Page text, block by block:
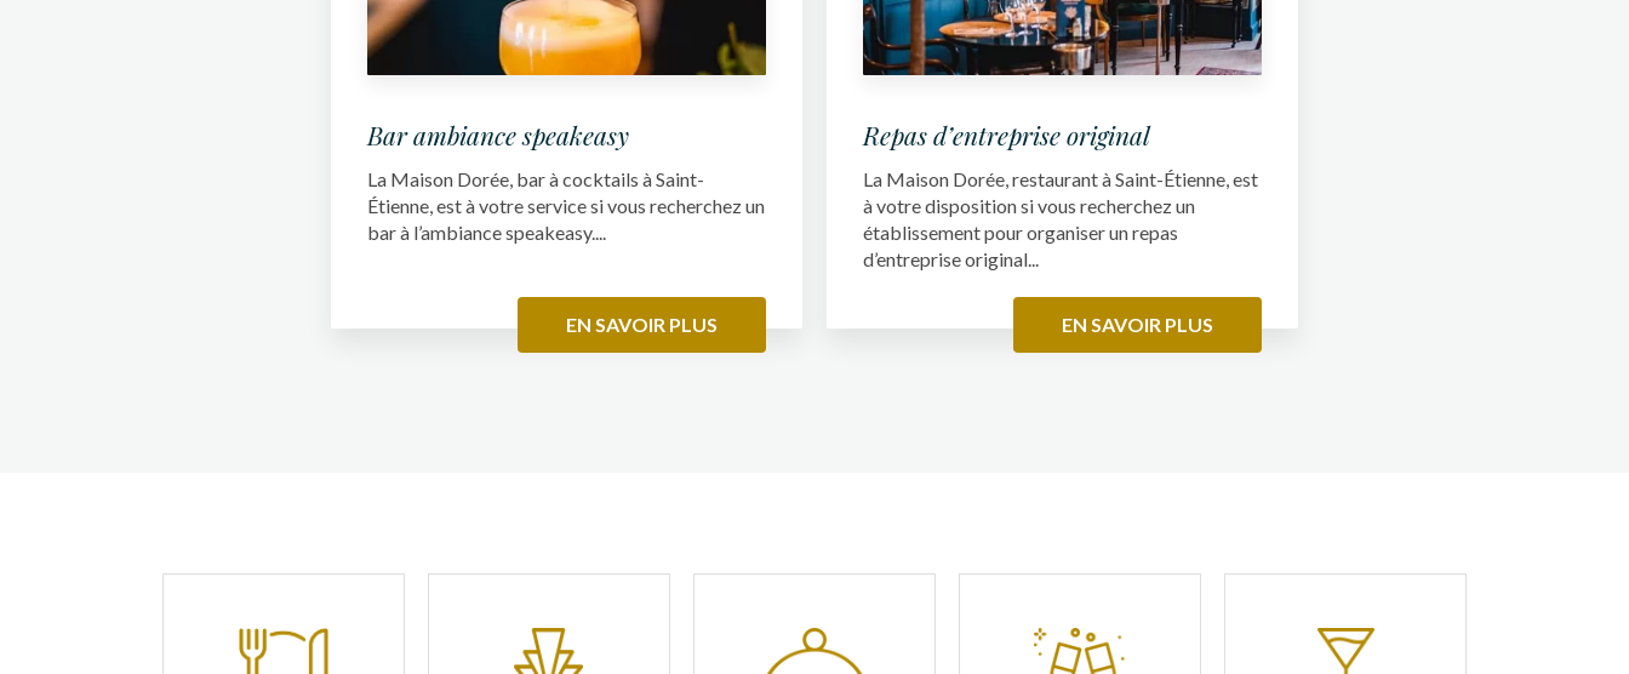
Bar ambiance speakeasy
La Maison Dorée, bar à cocktails à Saint-
Étienne, est à votre service si vous recherchez un
bar à l’ambiance speakeasy....
EN SAVOIR PLUS
Repas d’entreprise original
La Maison Dorée, restaurant à Saint-Étienne, est
à votre disposition si vous recherchez un
établissement pour organiser un repas
d’entreprise original...
EN SAVOIR PLUS